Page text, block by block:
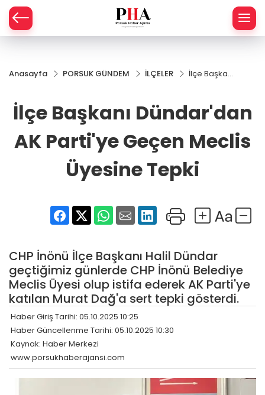
Anasayfa PORSUK GÜNDEM İLÇELER
İlçe Başkanı
Geçen
Meclis
Üyesine
Tepki
İlçe Başkanı Dündar'dan
AK Parti'ye Geçen Meclis
Üyesine Tepki
CHP İnönü İlçe Başkanı Halil Dündar
geçtiğimiz günlerde CHP İnönü Belediye
Meclis Üyesi olup istifa ederek AK Parti'ye
katılan Murat Dağ'a sert tepki gösterdi.
Haber Giriş Tarihi: 05.10.2025 10:25
Haber Güncellenme Tarihi: 05.10.2025 10:30
Kaynak: Haber Merkezi
www.porsukhaberajansi.com